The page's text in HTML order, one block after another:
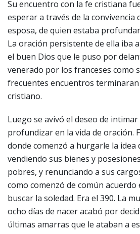
Su encuentro con la fe cristiana
esperar a través de la convivencia
esposa, de quien estaba
La oración persistente de ella iba
el buen Dios que le puso por
venerado por los franceses como
frecuentes encuentros
cristiano.
Luego se avivó el deseo de
profundizar en la vida de oración.
donde comenzó a hurgarle la
vendiendo sus bienes y
pobres, y renunciando a sus
como comenzó de común
buscar la soledad. Era el 390. La
ocho días de nacer acabó por
últimas amarras que le ataban a